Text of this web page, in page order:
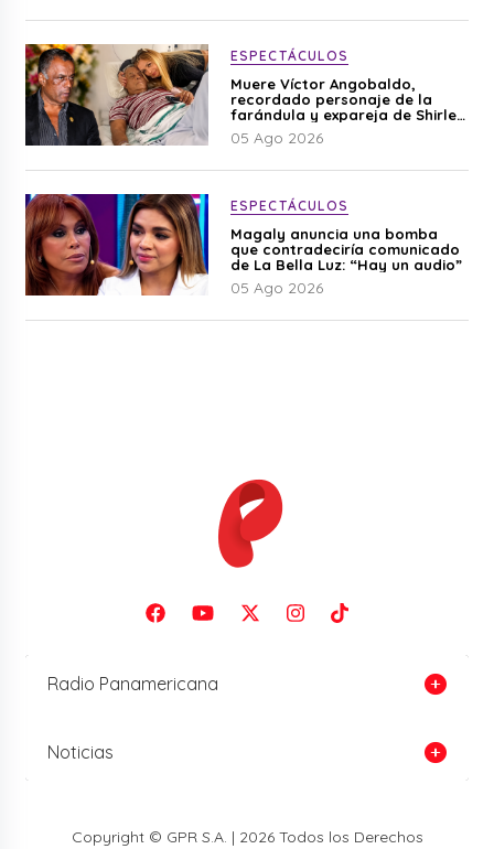
ESPECTÁCULOS
Muere Víctor Angobaldo,
recordado personaje de la
farándula y expareja de Shirley
Cherres
05 Ago 2026
ESPECTÁCULOS
Magaly anuncia una bomba
que contradeciría comunicado
de La Bella Luz: “Hay un audio”
05 Ago 2026
Radio Panamericana
Noticias
Copyright © GPR S.A. | 2026 Todos los Derechos